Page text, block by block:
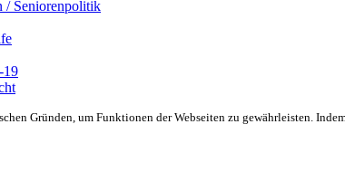
/ Seniorenpolitik
19
Gründen, um Funktionen der Webseiten zu gewährleisten.